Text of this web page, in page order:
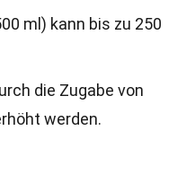
ml) kann bis zu 250
die Zugabe von
werden.